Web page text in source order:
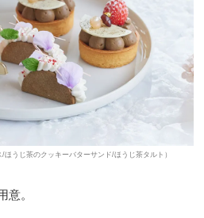
うじ茶のクッキーバターサンド/ほうじ茶タルト）
意。